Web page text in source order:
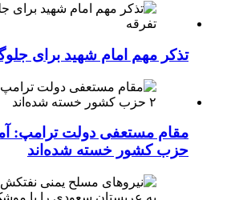
تذکر مهم امام شهید برای
حزب کشور خسته شده‌اند